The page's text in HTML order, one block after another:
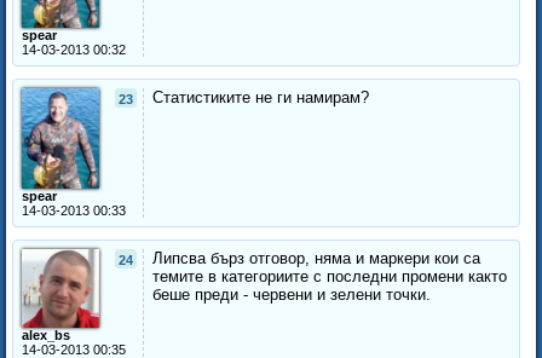
spear
14-03-2013 00:32
23
spear
14-03-2013 00:33
Статистиките не ги намирам?
24
alex_bs
14-03-2013 00:35
Липсва бърз отговор, няма и маркери кои са
темите в категориите с последни промени както
беше преди - червени и зелени точки.